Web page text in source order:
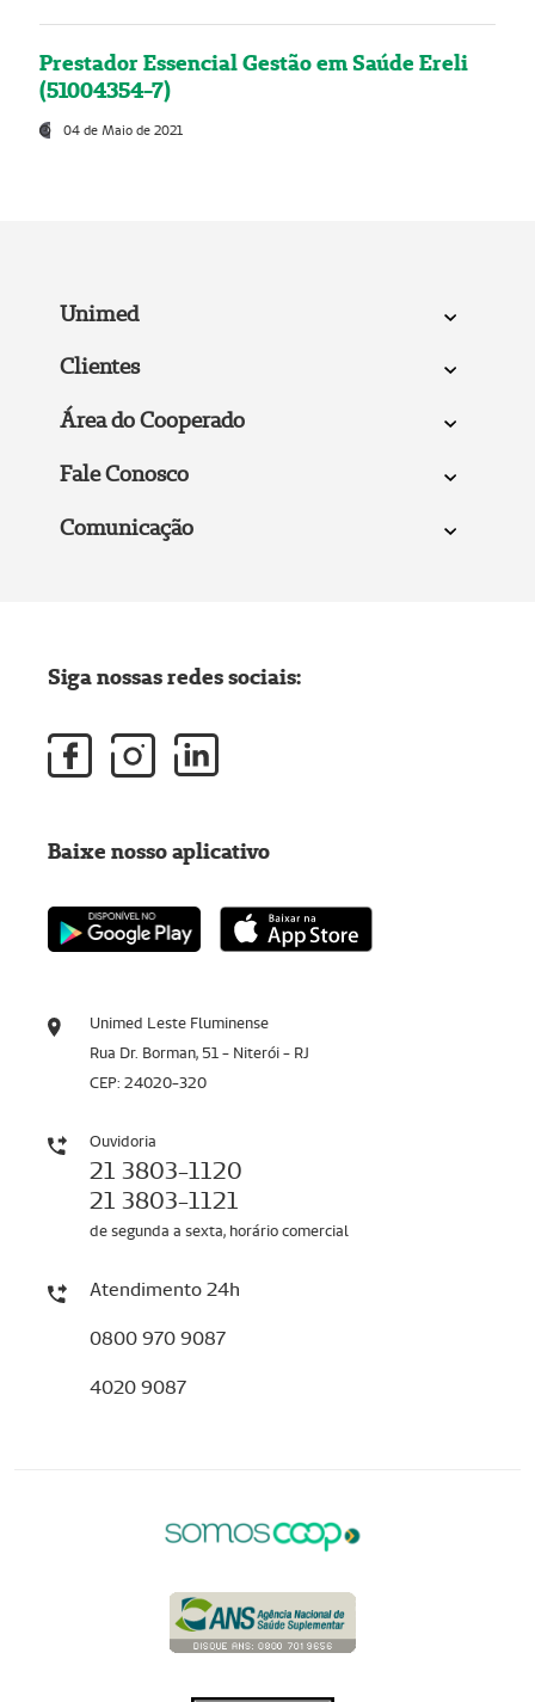
Prestador Essencial Gestão em Saúde Ereli
(51004354-7)
04 de Maio de 2021
Unimed
Clientes
Área do Cooperado
Fale Conosco
Comunicação
Unimed Leste Fluminense
Rua Dr. Borman, 51 - Niterói - RJ
CEP: 24020-320
Ouvidoria
21 3803-1120
21 3803-1121
de segunda a sexta, horário comercial
Atendimento 24h
0800 970 9087
4020 9087
Siga nossas redes sociais:
Baixe nosso aplicativo